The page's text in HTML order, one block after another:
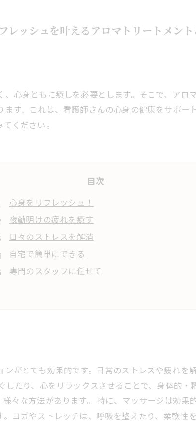
レッシュを叶えるアロマトリートメン
心身ともに癒しを必要とします。そこで、アロ
す。これは、看護師さんの心身の健康をサポー
ください。
目次
心身をリフレッシュ！
夜勤明けの疲れを癒す
日々のストレスを解消
自宅で簡単にできる
専門のスタッフに任せて
がとても効果的です。日常のストレスや疲れを
したり、心をリラックスさせることで、身体的
々な方法があります。 特に、マッサージは効果
ヨガやストレッチは、呼吸を整えたり、柔軟性